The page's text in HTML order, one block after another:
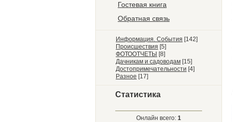
Гостевая книга
Обратная связь
Информация. События [142]
Происшествия [5]
ФОТООТЧЕТЫ [8]
Дачникам и садоводам [15]
Достопримечательности [4]
Разное [17]
Статистика
Онлайн всего: 1